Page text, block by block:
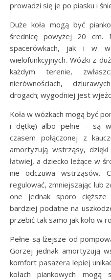
prowadzi się je po piasku i
Duże koła mogą być
średnicę powyżej 20 cm.
spacerówkach, jak i w
wielofunkcyjnych. Wózki z
każdym terenie,
nierównościach,
drogach; wygodniej jest
Koła w wózkach mogą być
i dętkę) albo pełne – są
czasem połączonej z
amortyzują wstrząsy,
łatwiej, a dziecko leżące w
nie odczuwa wstrząsów.
regulować, zmniejszając lub
one jednak sporo
bardziej podatne na
przebić tak samo jak koło w
Pełne są lżejsze od
Gorzej jednak amortyzują
komfort pasażera lepiej
kołach piankowych